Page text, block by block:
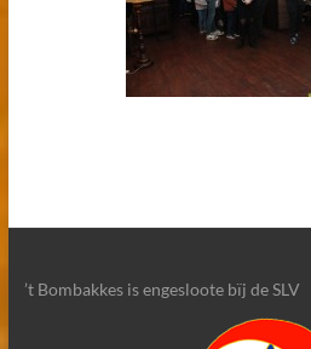
’t Bombakkes is engesloote bïj de SLV